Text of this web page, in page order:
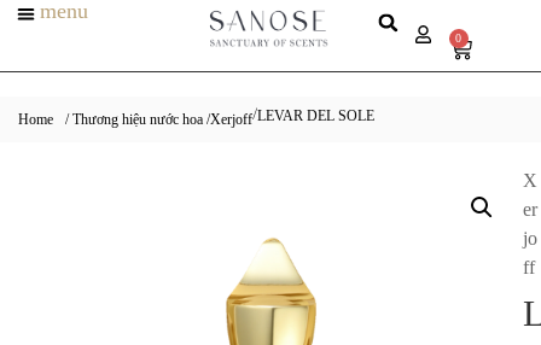
menu
0
Home / Thương hiệu nước hoa /Xerjoff/LEVAR DEL SOLE
X
er
jo
ff